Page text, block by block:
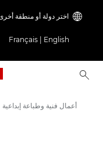
اختر دولة أو منطقة
English
Français
أعمال فنية وطباعة إبداعية